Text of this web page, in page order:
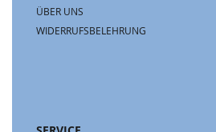
ÜBER UNS
WIDERRUFSBELEHRUNG